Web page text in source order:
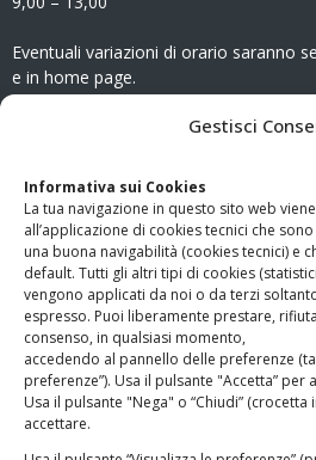
Gestisci
Informativa sui Cookies
La tua navigazione in questo sito web
all’applicazione di cookies tecnici che
una buona navigabilità (cookies tecnici) e
default. Tutti gli altri tipi di cookies
vengono applicati da noi o da terzi
espresso. Puoi liberamente prestare,
consenso, in qualsiasi momento,
accedendo al pannello delle preferenze
preferenze”). Usa il pulsante "Accetta” per
Usa il pulsante "Nega" o “Chiudi”
accettare.
Eventuali variazioni di orario saranno
e in home page.
www.odg.toscana.it – testata
Firenze al nr. 5208 dell’ 08.10.2002.
Giampaolo Marchini – C.F. 80005790482
LINK UTILI
PagoPA
Privacy Policy